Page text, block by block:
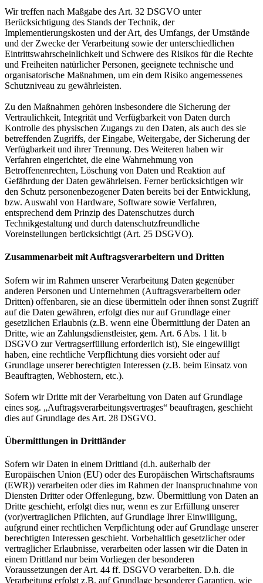
Wir treffen nach Maßgabe des Art. 32 DSGVO unter
Berücksichtigung des Stands der Technik, der
Implementierungskosten und der Art, des Umfangs, der Umstände
und der Zwecke der Verarbeitung sowie der unterschiedlichen
Eintrittswahrscheinlichkeit und Schwere des Risikos für die Rechte
und Freiheiten natürlicher Personen, geeignete technische und
organisatorische Maßnahmen, um ein dem Risiko angemessenes
Schutzniveau zu gewährleisten.
Zu den Maßnahmen gehören insbesondere die Sicherung der
Vertraulichkeit, Integrität und Verfügbarkeit von Daten durch
Kontrolle des physischen Zugangs zu den Daten, als auch des sie
betreffenden Zugriffs, der Eingabe, Weitergabe, der Sicherung der
Verfügbarkeit und ihrer Trennung. Des Weiteren haben wir
Verfahren eingerichtet, die eine Wahrnehmung von
Betroffenenrechten, Löschung von Daten und Reaktion auf
Gefährdung der Daten gewährleisen. Ferner berücksichtigen wir
den Schutz personenbezogener Daten bereits bei der Entwicklung,
bzw. Auswahl von Hardware, Software sowie Verfahren,
entsprechend dem Prinzip des Datenschutzes durch
Technikgestaltung und durch datenschutzfreundliche
Voreinstellungen berücksichtigt (Art. 25 DSGVO).
Zusammenarbeit mit Auftragsverarbeitern und Dritten
Sofern wir im Rahmen unserer Verarbeitung Daten gegenüber
anderen Personen und Unternehmen (Auftragsverarbeitern oder
Dritten) offenbaren, sie an diese übermitteln oder ihnen sonst Zugriff
auf die Daten gewähren, erfolgt dies nur auf Grundlage einer
gesetzlichen Erlaubnis (z.B. wenn eine Übermittlung der Daten an
Dritte, wie an Zahlungsdienstleister, gem. Art. 6 Abs. 1 lit. b
DSGVO zur Vertragserfüllung erforderlich ist), Sie eingewilligt
haben, eine rechtliche Verpflichtung dies vorsieht oder auf
Grundlage unserer berechtigten Interessen (z.B. beim Einsatz von
Beauftragten, Webhostern, etc.).
Sofern wir Dritte mit der Verarbeitung von Daten auf Grundlage
eines sog. „Auftragsverarbeitungsvertrages“ beauftragen, geschieht
dies auf Grundlage des Art. 28 DSGVO.
Übermittlungen in Drittländer
Sofern wir Daten in einem Drittland (d.h. außerhalb der
Europäischen Union (EU) oder des Europäischen Wirtschaftsraums
(EWR)) verarbeiten oder dies im Rahmen der Inanspruchnahme von
Diensten Dritter oder Offenlegung, bzw. Übermittlung von Daten an
Dritte geschieht, erfolgt dies nur, wenn es zur Erfüllung unserer
(vor)vertraglichen Pflichten, auf Grundlage Ihrer Einwilligung,
aufgrund einer rechtlichen Verpflichtung oder auf Grundlage unserer
berechtigten Interessen geschieht. Vorbehaltlich gesetzlicher oder
vertraglicher Erlaubnisse, verarbeiten oder lassen wir die Daten in
einem Drittland nur beim Vorliegen der besonderen
Voraussetzungen der Art. 44 ff. DSGVO verarbeiten. D.h. die
Verarbeitung erfolgt z.B. auf Grundlage besonderer Garantien, wie